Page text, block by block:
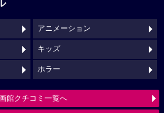
アニメーション
キッズ
ホラー
館クチコミ一覧へ